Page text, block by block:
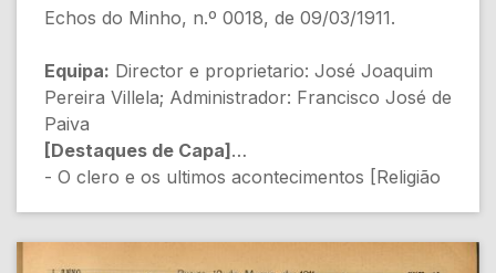
Echos do Minho, n.º 0018, de 09/03/1911.
Equipa: Director e proprietario: José Joaquim
Pereira Villela; Administrador: Francisco José de
Paiva
[Destaques de Capa]
- O clero e os ultimos acontecimentos [Religião